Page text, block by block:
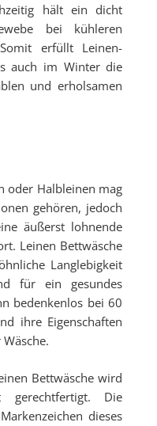
hält ein dicht
bei kühleren
erfüllt Leinen-
auch im Winter die
und erholsamen
oder Halbleinen mag
gehören, jedoch
äußerst lohnende
Leinen Bettwäsche
Langlebigkeit
für ein gesundes
bedenkenlos bei 60
ihre Eigenschaften
Bettwäsche wird
Die
dieses